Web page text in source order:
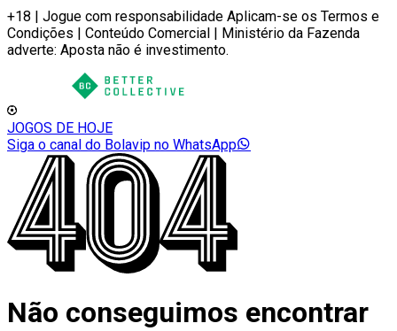
+18 | Jogue com responsabilidade Aplicam-se os Termos e
Condições | Conteúdo Comercial | Ministério da Fazenda
adverte: Aposta não é investimento.
JOGOS DE HOJE
Siga o canal do Bolavip no WhatsApp
Não conseguimos encontrar